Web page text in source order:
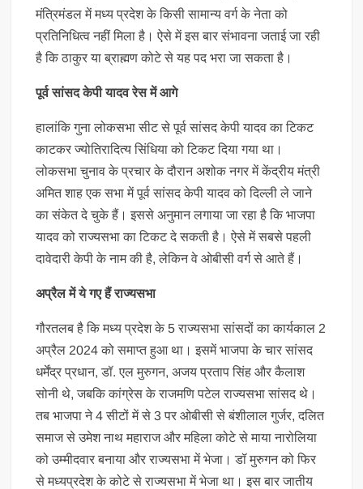
मंत्रिमंडल में मध्य प्रदेश के किसी सामान्य वर्ग के नेता को
प्रतिनिधित्व नहीं मिला है। ऐसे में इस बार संभावना जताई जा रही
है कि ठाकुर या ब्राह्मण कोटे से यह पद भरा जा सकता है।
पूर्व सांसद केपी यादव रेस में आगे
हालांकि गुना लोकसभा सीट से पूर्व सांसद केपी यादव का टिकट
काटकर ज्योतिरादित्य सिंधिया को टिकट दिया गया था।
लोकसभा चुनाव के प्रचार के दौरान अशोक नगर में केंद्रीय मंत्री
अमित शाह एक सभा में पूर्व सांसद केपी यादव को दिल्ली ले जाने
का संकेत दे चुके हैं। इससे अनुमान लगाया जा रहा है कि भाजपा
यादव को राज्यसभा का टिकट दे सकती है। ऐसे में सबसे पहली
दावेदारी केपी के नाम की है, लेकिन वे ओबीसी वर्ग से आते हैं।
अप्रैल में ये गए हैं राज्यसभा
गौरतलब है कि मध्य प्रदेश के 5 राज्यसभा सांसदों का कार्यकाल 2
अप्रैल 2024 को समाप्त हुआ था। इसमें भाजपा के चार सांसद
धर्मेंद्र प्रधान, डॉ. एल मुरुगन, अजय प्रताप सिंह और कैलाश
सोनी थे, जबकि कांग्रेस के राजमणि पटेल राज्यसभा सांसद थे।
तब भाजपा ने 4 सीटों में से 3 पर ओबीसी से बंशीलाल गुर्जर, दलित
समाज से उमेश नाथ महाराज और महिला कोटे से माया नारोलिया
को उम्मीदवार बनाया और राज्यसभा में भेजा। डॉ मुरुगन को फिर
से मध्यप्रदेश के कोटे से राज्यसभा में भेजा था। इस बार जातीय